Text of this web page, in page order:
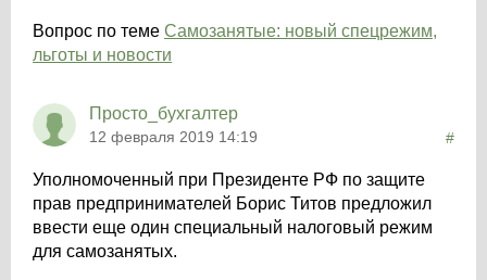
Вопрос по теме Самозанятые: новый спецрежим,
льготы и новости
Просто_бухгалтер
12 февраля 2019 14:19 #
Уполномоченный при Президенте РФ по защите
прав предпринимателей Борис Титов предложил
ввести еще один специальный налоговый режим
для самозанятых.